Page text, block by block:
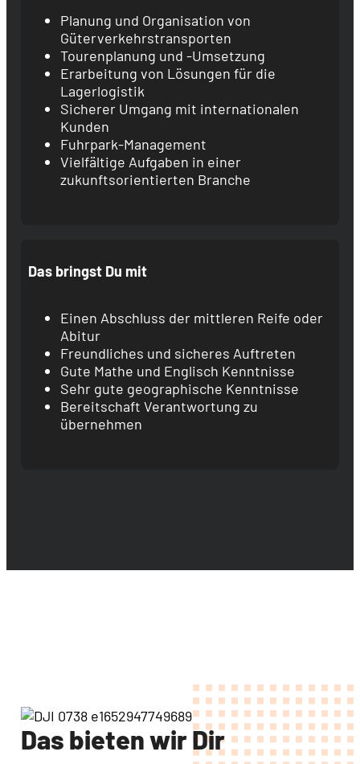
Planung und Organisation von
Güterverkehrstransporten
Tourenplanung und -Umsetzung
Erarbeitung von Lösungen für die
Lagerlogistik
Sicherer Umgang mit internationalen
Kunden
Fuhrpark-Management
Vielfältige Aufgaben in einer
zukunftsorientierten Branche
Das bringst Du mit
Einen Abschluss der mittleren Reife oder
Abitur
Freundliches und sicheres Auftreten
Gute Mathe und Englisch Kenntnisse
Sehr gute geographische Kenntnisse
Bereitschaft Verantwortung zu
übernehmen
Das bieten wir Dir